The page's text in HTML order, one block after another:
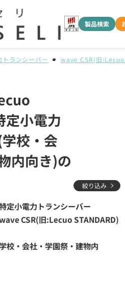
製品検索
ランシーバー wave CSR(旧:Lecuo
定小電力
校・会
内向き)の
絞り込み
定小電力トランシーバー
CSR(旧:Lecuo STANDARD)
校・会社・学園祭・建物内